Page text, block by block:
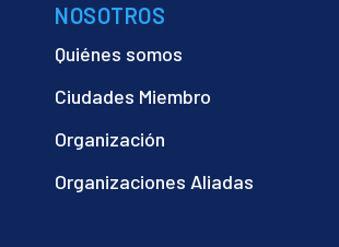
NOSOTROS
Quiénes somos
Ciudades Miembro
Organización
Organizaciones Aliadas